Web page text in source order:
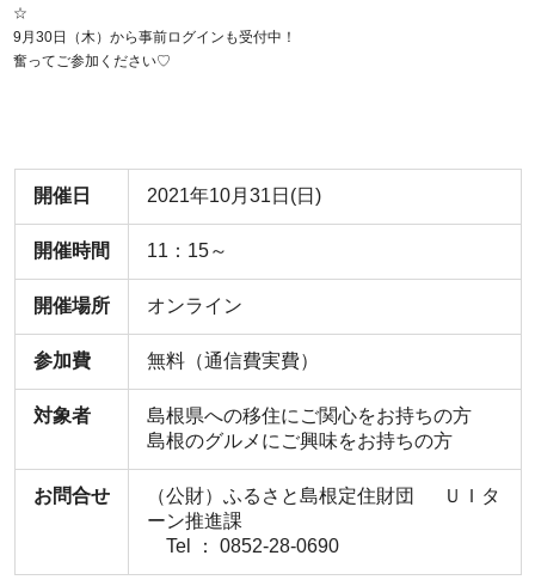
☆
9月30日（木）から事前ログインも受付中！
奮ってご参加ください♡
開催日 2021年10月31日(日)
開催時間 11：15～
開催場所 オンライン
参加費 無料（通信費実費）
対象者
島根県への移住にご関心をお持ちの方
島根のグルメにご興味をお持ちの方
お問合せ
（公財）ふるさと島根定住財団 ＵＩタ
ーン推進課
Tel ： 0852-28-0690